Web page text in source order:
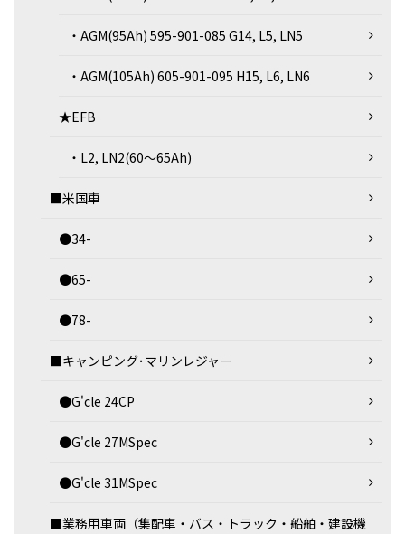
・AGM(95Ah) 595-901-085 G14, L5, LN5
・AGM(105Ah) 605-901-095 H15, L6, LN6
★EFB
・L2, LN2(60～65Ah)
■米国車
●34-
●65-
●78-
■キャンピング･マリンレジャー
●G'cle 24CP
●G'cle 27MSpec
●G'cle 31MSpec
■業務用車両（集配車・バス・トラック・船舶・建設機